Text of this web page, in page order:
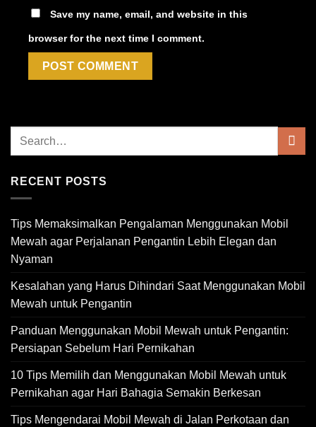
Save my name, email, and website in this
browser for the next time I comment.
RECENT POSTS
Tips Memaksimalkan Pengalaman Menggunakan Mobil
Mewah agar Perjalanan Pengantin Lebih Elegan dan
Nyaman
Kesalahan yang Harus Dihindari Saat Menggunakan Mobil
Mewah untuk Pengantin
Panduan Menggunakan Mobil Mewah untuk Pengantin:
Persiapan Sebelum Hari Pernikahan
10 Tips Memilih dan Menggunakan Mobil Mewah untuk
Pernikahan agar Hari Bahagia Semakin Berkesan
Tips Mengendarai Mobil Mewah di Jalan Perkotaan dan